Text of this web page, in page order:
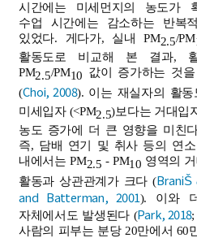
시간에는 미세먼지의 농도가
수업 시간에는 감소하는 반복
있었다. 게다가, 실내 PM2.5/PM
활동도로 비교해 본 결과,
PM2.5/PM10 값이 증가하는 것
(Choi, 2008). 이는 재실자의 활동
미세입자 (<PM2.5)보다는 거대입
농도 증가에 더 큰 영향을 미친
즉, 담배 연기 및 취사 등의 연
내에서는 PM2.5 - PM10 영역의
활동과 상관관계가 크다 (BraniŠ
and Batterman, 2001). 이와
자체에서도 발생된다 (Park, 2018;
사람의 피부는 분당 20만에서 60